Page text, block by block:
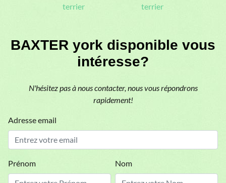
terrier
terrier
BAXTER york disponible vous
intéresse?
N'hésitez pas à nous contacter, nous vous répondrons
rapidement!
Adresse email
Prénom Nom